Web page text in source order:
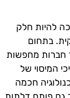
להיות חלק
בתחום
חברות מחפשות
המיסוי של
2025, שילוב טכנולוגיה חכמה